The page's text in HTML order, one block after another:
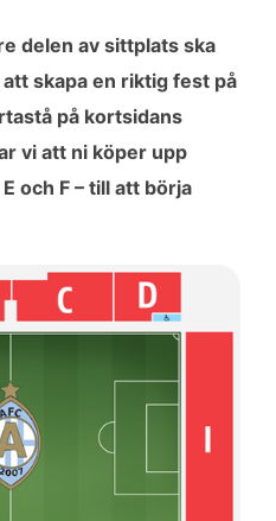
delen av sittplats ska
skapa en riktig fest på
på kortsidans
vi att ni köper upp
och F – till att börja